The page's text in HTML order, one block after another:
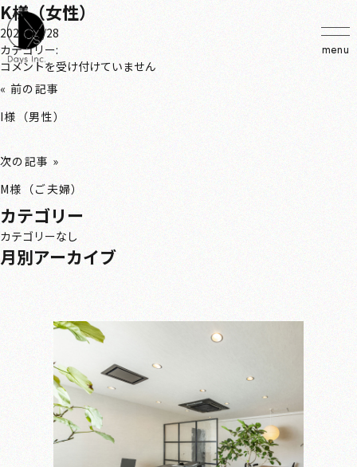
menu
ホーム
リノベーション
K様（女性）
2022/11/28
カテゴリー:
K
（女
性）
コメントを受け付けていません
« 前の記事
I様（男性）
次の記事 »
M様（ご夫婦）
カテゴリー
カテゴリーなし
月別アーカイブ